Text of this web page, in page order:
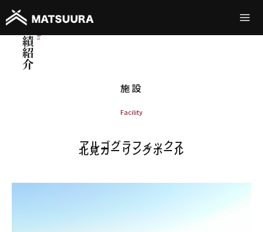
施設
Facility
アルゴグラフィックス
北見カーリングホール